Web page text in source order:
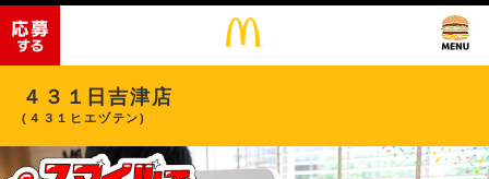
４３１日吉津店
(４３１ヒエヅテン)